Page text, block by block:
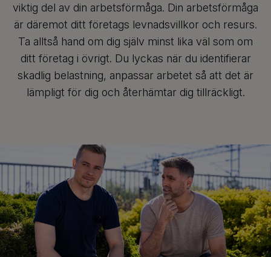
viktig del av din arbetsförmåga. Din arbetsförmåga
är däremot ditt företags levnadsvillkor och resurs.
Ta alltså hand om dig själv minst lika väl som om
ditt företag i övrigt. Du lyckas när du identifierar
skadlig belastning, anpassar arbetet så att det är
lämpligt för dig och återhämtar dig tillräckligt.